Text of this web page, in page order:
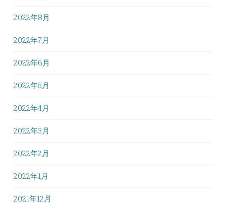
2022年8月
2022年7月
2022年6月
2022年5月
2022年4月
2022年3月
2022年2月
2022年1月
2021年12月